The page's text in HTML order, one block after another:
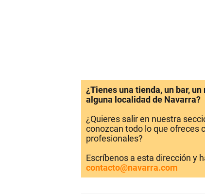
¿Tienes una tienda, un bar,
alguna localidad de Navarra?
¿Quieres salir en nuestra
conozcan todo lo que ofreces
profesionales?
Escríbenos a esta dirección y
contacto@navarra.com